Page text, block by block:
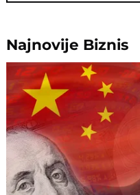
Najnovije Biznis